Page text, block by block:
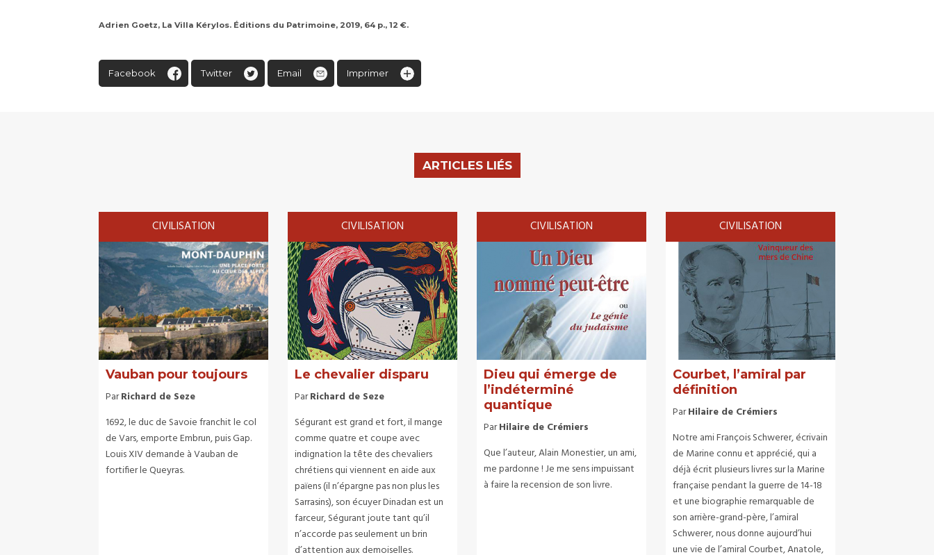
Adrien Goetz, La Villa Kérylos. Éditions du Patrimoine, 2019, 64 p., 12 €.
Facebook Twitter Email Imprimer
ARTICLES LIÉS
CIVILISATION
Vauban pour toujours
ParRichard de Seze
1692, le duc de Savoie franchit le col
de Vars, emporte Embrun, puis Gap.
Louis XIV demande à Vauban de
fortifier le Queyras.
CIVILISATION
Le chevalier disparu
ParRichard de Seze
Ségurant est grand et fort, il mange
comme quatre et coupe avec
indignation la tête des chevaliers
chrétiens qui viennent en aide aux
païens (il n’épargne pas non plus les
Sarrasins), son écuyer Dinadan est un
farceur, Ségurant joute tant qu’il
n’accorde pas seulement un brin
d’attention aux demoiselles.
CIVILISATION
Dieu qui émerge de
l’indéterminé
quantique
ParHilaire de Crémiers
Que l’auteur, Alain Monestier, un ami,
me pardonne ! Je me sens impuissant
à faire la recension de son livre.
CIVILISATION
Courbet, l’amiral par
définition
ParHilaire de Crémiers
Notre ami François Schwerer, écrivain
de Marine connu et apprécié, qui a
déjà écrit plusieurs livres sur la Marine
française pendant la guerre de 14-18
et une biographie remarquable de
son arrière-grand-père, l’amiral
Schwerer, nous donne aujourd’hui
une vie de l’amiral Courbet, Anatole,